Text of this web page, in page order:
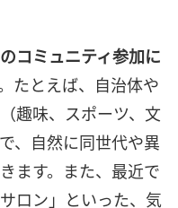
コミュニティ参加に
たとえば、自治体や
趣味、スポーツ、文
、自然に同世代や異
ます。また、最近で
ロン」といった、気